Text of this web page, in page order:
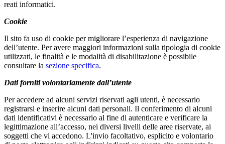
reati informatici.
Cookie
Il sito fa uso di cookie per migliorare l’esperienza di navigazione
dell’utente. Per avere maggiori informazioni sulla tipologia di cookie
utilizzati, le finalità e le modalità di disabilitazione è possibile
consultare la sezione specifica.
Dati forniti volontariamente dall’utente
Per accedere ad alcuni servizi riservati agli utenti, è necessario
registrarsi e inserire alcuni dati personali. Il conferimento di alcuni
dati identificativi è necessario al fine di autenticare e verificare la
legittimazione all’accesso, nei diversi livelli delle aree riservate, ai
soggetti che vi accedono. L'invio facoltativo, esplicito e volontario